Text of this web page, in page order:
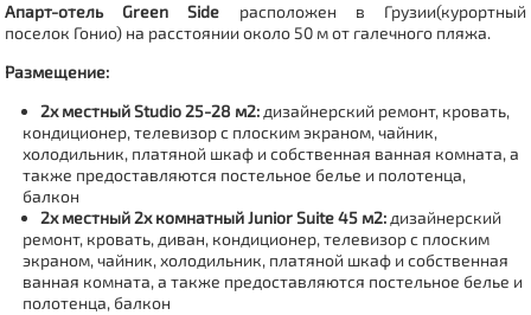
Апарт-отель Green Side расположен в Грузии(курортный
поселок Гонио) на расстоянии около 50 м от галечного пляжа.
Размещение:
2х местный Studio 25-28 м2: дизайнерский ремонт, кровать,
кондиционер, телевизор с плоским экраном, чайник,
холодильник, платяной шкаф и собственная ванная комната, а
также предоставляются постельное белье и полотенца,
балкон
2х местный 2х комнатныйJunior Suite45 м2: дизайнерский
ремонт, кровать, диван, кондиционер, телевизор с плоским
экраном, чайник, холодильник, платяной шкаф и собственная
ванная комната, а также предоставляются постельное белье и
полотенца, балкон